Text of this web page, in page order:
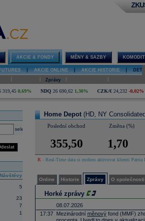
AKCIE & FONDY MĚNY & SAZBY
AKCIE ONLINE AKCIE HISTORIE
Zprávy
319,45 0,69% NDQ 26 690,62 1,30% CZK/€ 24,232 -0,02%
select
Návštěvy
5
23
7
1
Home Depot (HD, NY
Poslední obchod Změna (%)
355,50 1,70
R - Real-Time data si mohou aktivovat klienti
Online Historie Zprávy O společnosti
Horké zprávy
08.07.2026
17:37 Mezinárodní měnový fond (MMF)